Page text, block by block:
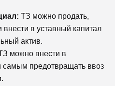
ТЗ можно продать,
в уставный капитал
актив.
можно внести в
предотвращать ввоз